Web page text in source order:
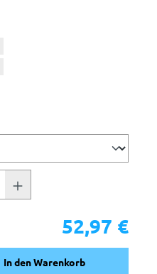
52,97 €
In den Warenkorb